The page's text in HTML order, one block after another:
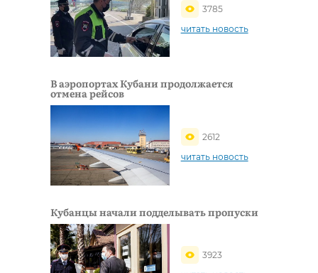
3785
читать новость
В аэропортах Кубани продолжается
отмена рейсов
2612
читать новость
Кубанцы начали подделывать пропуски
3923